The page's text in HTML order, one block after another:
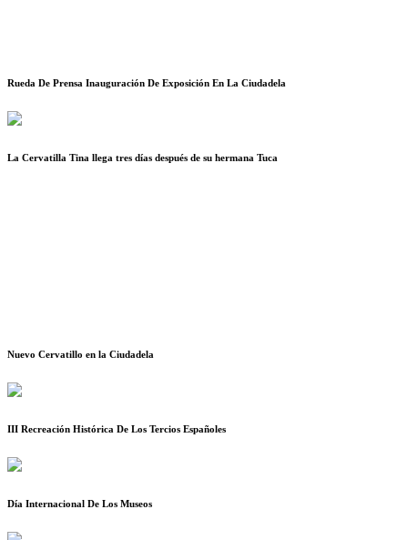
Rueda De Prensa Inauguración De Exposición En La Ciudadela
La Cervatilla Tina llega tres días después de su hermana Tuca
Nuevo Cervatillo en la Ciudadela
III Recreación Histórica De Los Tercios Españoles
Día Internacional De Los Museos